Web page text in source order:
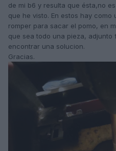
de mi b6 y resulta que ésta,no
que he visto. En estos hay
romper para sacar el pomo, en
que sea todo una pieza, adjunto
encontrar una solucion.
Gracias.